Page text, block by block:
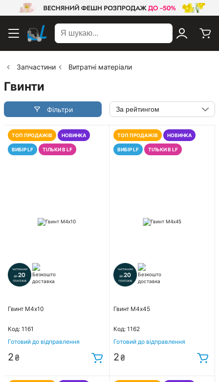
Знайти
Запчастини Витратні матеріали
Гвинти
Фільтри
ТОП ПРОДАЖІВ НОВИНКА
ВИБІР LF ТІЛЬКИ В LF
Гвинт М4х10
Код: 1161
Готовий до відправлення
2₴
ТОП ПРОДАЖІВ НОВИНКА
ВИБІР LF ТІЛЬКИ В LF
Гвинт М4х45
Код: 1162
Готовий до відправлення
2₴